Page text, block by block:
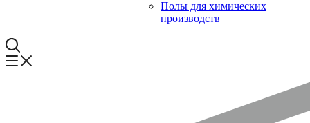
Полы для химических
производств